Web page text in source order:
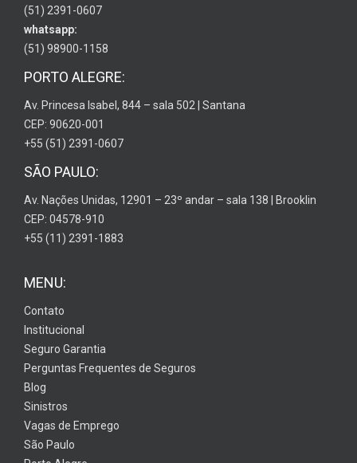
(51) 2391-0607
whatsapp:
(51) 98900-1158
PORTO ALEGRE:
Av. Princesa Isabel, 844 – sala 502 | Santana
CEP: 90620-001
+55 (51) 2391-0607
SÃO PAULO:
Av. Nações Unidas, 12901 – 23º andar – sala 138 | Brooklin
CEP: 04578-910
+55 (11) 2391-1883
MENU:
Contato
Institucional
Seguro Garantia
Perguntas Frequentes de Seguros
Blog
Sinistros
Vagas de Emprego
São Paulo